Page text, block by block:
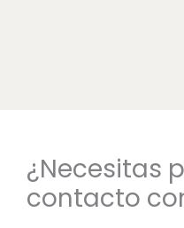
¿Necesitas
contacto